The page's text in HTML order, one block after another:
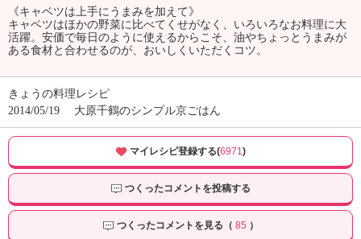
《キャベツは上手にうまみを加えて》
キャベツはほかの野菜に比べてくせがなく、いろいろなお料理に大
活躍。安価で毎日のように使えるからこそ、油やちょっとうまみが
ある食材と合わせるのが、おいしくいただくコツ。
きょうの料理レシピ
2014/05/19
大原千鶴のシンプル京ごはん
マイレシピ登録する(6971)
つくったコメントを投稿する
つくったコメントを見る（ 85 ）